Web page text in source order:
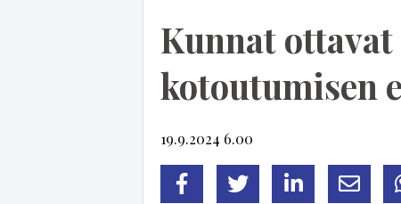
Kunnat
kotoutumisen
19.9.2024 6.00
FacebookTwitterLinkedIn